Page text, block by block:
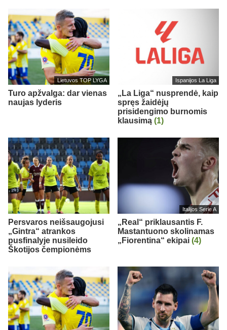
Lietuvos TOP LYGA
Turo apžvalga: dar vienas
naujas lyderis
Ispanijos La Liga
„La Liga“ nusprendė, kaip
spręs žaidėjų
prisidengimo burnomis
klausimą (1)
Persvaros neišsaugojusi
„Gintra“ atrankos
pusfinalyje nusileido
Škotijos čempionėms
Italijos Serie A
„Real“ priklausantis F.
Mastantuono skolinamas
„Fiorentina“ ekipai (4)